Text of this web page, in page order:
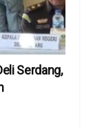
Serdang,